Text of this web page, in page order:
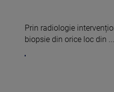
Prin radiologie
biopsie din orice loc din ...